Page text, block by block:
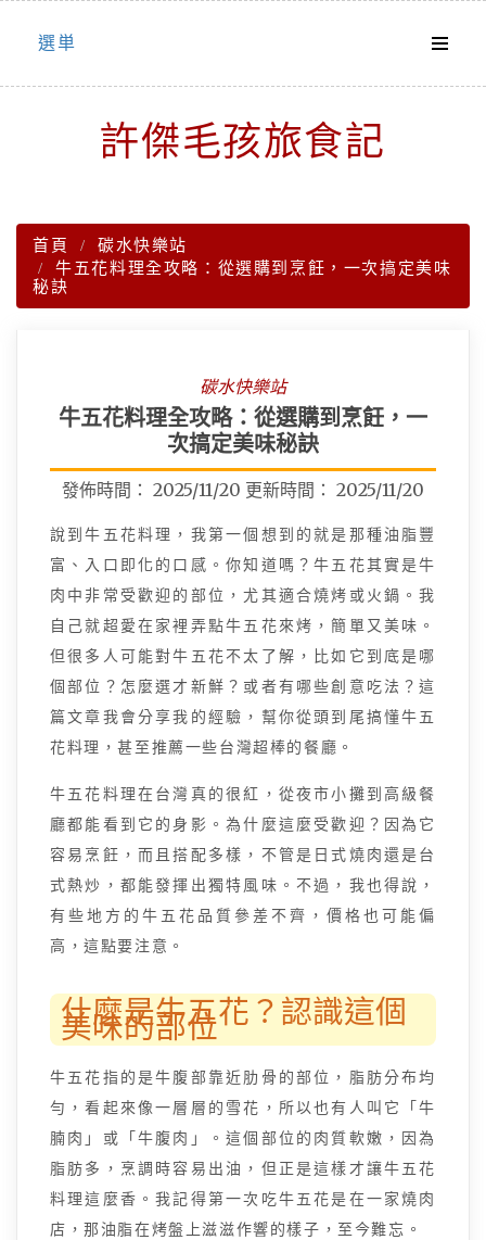
Skip
選単
許傑毛孩旅食記
首頁
碳水快樂站
牛五花料理全攻略：從選購到烹飪，一次搞定美味
秘訣
碳水快樂站
牛五花料理全攻略：從選購到烹飪，一
次搞定美味秘訣
發佈時間： 2025/11/20 更新時間： 2025/11/20
說到牛五花料理，我第一個想到的就是那種油脂豐
富、入口即化的口感。你知道嗎？牛五花其實是牛
肉中非常受歡迎的部位，尤其適合燒烤或火鍋。我
自己就超愛在家裡弄點牛五花來烤，簡單又美味。
但很多人可能對牛五花不太了解，比如它到底是哪
個部位？怎麼選才新鮮？或者有哪些創意吃法？這
篇文章我會分享我的經驗，幫你從頭到尾搞懂牛五
花料理，甚至推薦一些台灣超棒的餐廳。
牛五花料理在台灣真的很紅，從夜市小攤到高級餐
廳都能看到它的身影。為什麼這麼受歡迎？因為它
容易烹飪，而且搭配多樣，不管是日式燒肉還是台
式熱炒，都能發揮出獨特風味。不過，我也得說，
有些地方的牛五花品質參差不齊，價格也可能偏
高，這點要注意。
什麼是牛五花？認識這個
美味的部位
牛五花指的是牛腹部靠近肋骨的部位，脂肪分布均
勻，看起來像一層層的雪花，所以也有人叫它「牛
腩肉」或「牛腹肉」。這個部位的肉質軟嫩，因為
脂肪多，烹調時容易出油，但正是這樣才讓牛五花
料理這麼香。我記得第一次吃牛五花是在一家燒肉
店，那油脂在烤盤上滋滋作響的樣子，至今難忘。